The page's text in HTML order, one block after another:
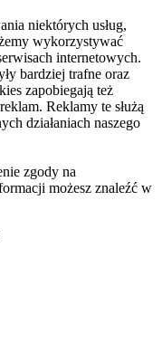
niektórych usług,
wykorzystywać
internetowych.
bardziej trafne oraz
zapobiegają też
Reklamy te służą
działaniach naszego
zgody na
możesz znaleźć w